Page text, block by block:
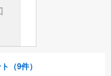
（9件）